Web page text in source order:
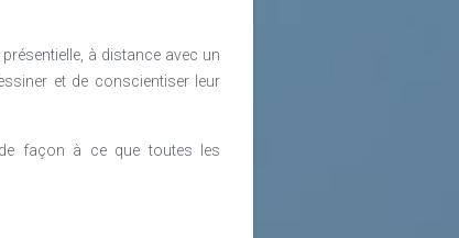
à distance avec un
et de conscientiser leur
façon à ce que toutes les